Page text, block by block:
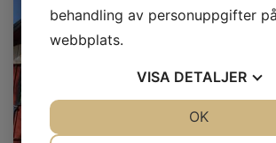
behandling av personuppgifter
webbplats.
VISA DETALJER
OK